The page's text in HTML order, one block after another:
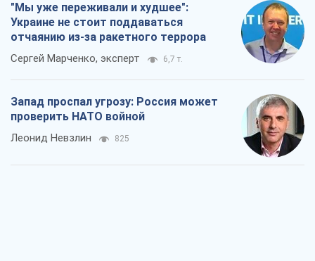
"Мы уже переживали и худшее":
Украине не стоит поддаваться
отчаянию из-за ракетного террора
Сергей Марченко, эксперт 6,7 т.
Запад проспал угрозу: Россия может
проверить НАТО войной
Леонид Невзлин 825